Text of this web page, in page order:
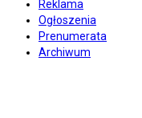
Reklama
Ogłoszenia
Prenumerata
Archiwum